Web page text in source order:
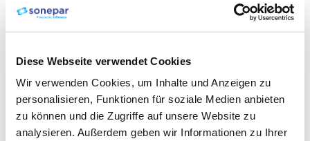
Diese Webseite verwendet Cookies
Wir verwenden Cookies, um Inhalte und Anzeigen zu
personalisieren, Funktionen für soziale Medien anbieten
zu können und die Zugriffe auf unsere Website zu
analysieren. Außerdem geben wir Informationen zu Ihrer